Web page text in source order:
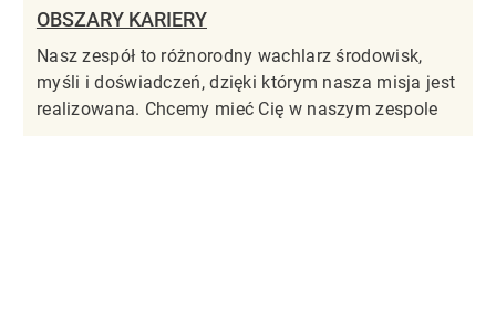
OBSZARY KARIERY
Nasz zespół to różnorodny wachlarz środowisk,
myśli i doświadczeń, dzięki którym nasza misja jest
realizowana. Chcemy mieć Cię w naszym zespole